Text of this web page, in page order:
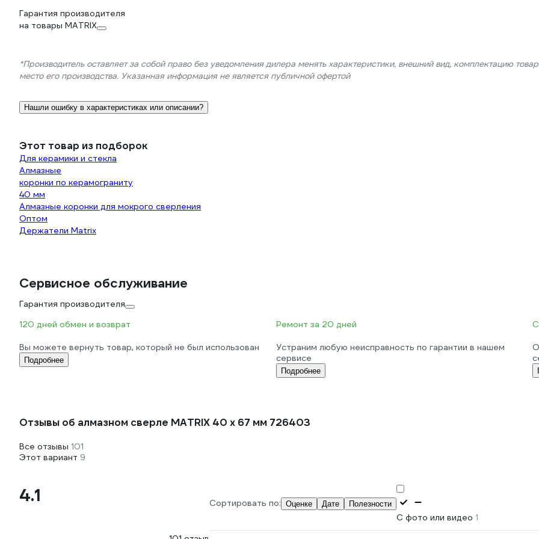
Гарантия производителя
на товары MATRIX
*Производитель оставляет за собой право без уведомления дилера менять характеристики, внешний вид, комплектацию
место его производства. Указанная информация не является публичной офертой
Нашли ошибку в характеристиках или описании?
Этот товар из подборок
Для керамики и стекла
Алмазные
коронки по керамограниту
40 мм
Алмазные коронки для мокрого сверления
Оптом
Держатели Matrix
Сервисное обслуживание
Гарантия производителя
120 дней обмен и возврат
Вы можете вернуть товар, который не был использован
Подробнее
Ремонт за 20 дней
Устраним любую неисправность по гарантии в нашем
сервисе
Подробнее
Отзывы об алмазном сверле MATRIX 40 х 67 мм 726403
Все отзывы 101
Этот вариант 9
4.1 Сортировать по: Оценке Дате Полезности
С фото или видео 1